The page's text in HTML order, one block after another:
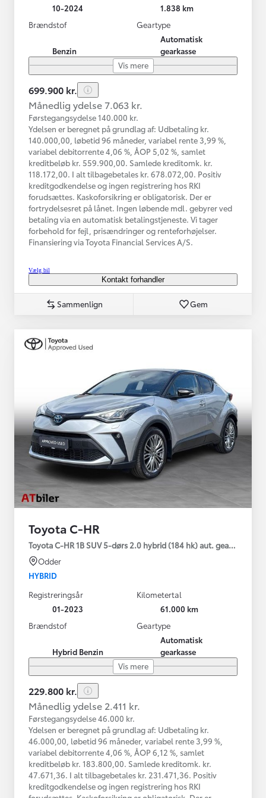
10-2024
1.838 km
Brændstof
Benzin
Geartype
Automatisk
gearkasse
Vis mere
699.900 kr.
Månedlig ydelse 7.063 kr.
Førstegangsydelse 140.000 kr.
Ydelsen er beregnet på grundlag af: Udbetaling kr.
140.000,00, løbetid 96 måneder, variabel rente 3,99 %,
variabel debitorrente 4,06 %, ÅOP 5,02 %, samlet
kreditbeløb kr. 559.900,00. Samlede kreditomk. kr.
118.172,00. I alt tilbagebetales kr. 678.072,00. Positiv
kreditgodkendelse og ingen registrering hos RKI
forudsættes. Kaskoforsikring er obligatorisk. Der er
fortrydelsesret på lånet. Ingen løbende mdl. gebyrer ved
betaling via en automatisk betalingstjeneste. Vi tager
forbehold for fejl, prisændringer og renteforhøjelser.
Finansiering via Toyota Financial Services A/S.
Vælg bil
Kontakt forhandler
Sammenlign Gem
Toyota C-HR
Toyota C-HR 1B SUV 5-dørs 2.0 hybrid (184 hk) aut. gear C-HIC
Odder
HYBRID
Registreringsår
01-2023
Kilometertal
61.000 km
Brændstof
Hybrid Benzin
Geartype
Automatisk
gearkasse
Vis mere
229.800 kr.
Månedlig ydelse 2.411 kr.
Førstegangsydelse 46.000 kr.
Ydelsen er beregnet på grundlag af: Udbetaling kr.
46.000,00, løbetid 96 måneder, variabel rente 3,99 %,
variabel debitorrente 4,06 %, ÅOP 6,12 %, samlet
kreditbeløb kr. 183.800,00. Samlede kreditomk. kr.
47.671,36. I alt tilbagebetales kr. 231.471,36. Positiv
kreditgodkendelse og ingen registrering hos RKI